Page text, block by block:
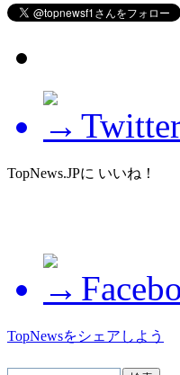
TopNews.JPに いいね！
TopNewsをシェアしよう